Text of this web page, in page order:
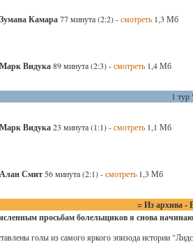
Зумана Камара77 минута (2:2) -смотреть 1,3 Мб
Марк Видука89 минута (2:3) -смотреть 1,4 Мб
1
Марк Видука23 минута (1:1) -смотреть 1,1 Мб
Алан Смит 56 минута (2:1) -смотреть 1,3 Мб
= Из архива
просьбам болельщиков я снова
голы из самого яркого эпизода истории